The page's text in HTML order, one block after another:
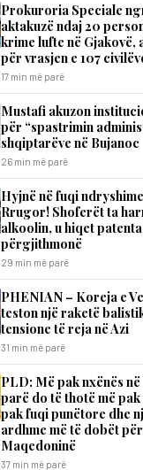
Prokuroria Speciale
aktakuzë ndaj 20
krime lufte në Gjakovë,
për vrasjen e 107
17 min më parë
Mustafi akuzon
për “spastrimin
shqiptarëve në Bujanoc
26 min më parë
Hyjnë në fuqi
Rrugor! Shoferët ta
alkoolin, u hiqet patenta
përgjithmonë
29 min më parë
PHENIAN – Koreja e
teston një raketë
tensione të reja në Azi
31 min më parë
PLD: Më pak nxënës
parë do të thotë më
pak fuqi punëtore dhe
ardhme më të dobët për
Maqedoninë
37 min më parë